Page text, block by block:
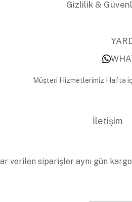
Gizlilik &
Müşteri Hizmetlerimiz Hafta
İletişim
verilen siparişler aynı gün